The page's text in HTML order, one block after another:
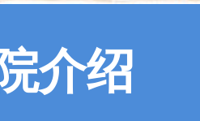
介绍